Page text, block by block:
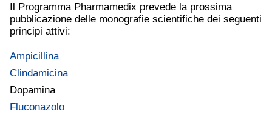
Il Programma Pharmamedix prevede la prossima
pubblicazione delle monografie scientifiche dei seguenti
principi attivi:
Ampicillina
Clindamicina
Dopamina
Fluconazolo